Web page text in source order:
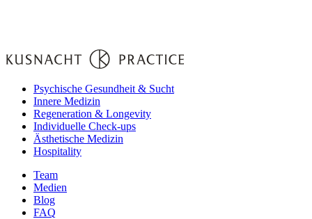
Psychische Gesundheit & Sucht
Innere Medizin
Regeneration & Longevity
Individuelle Check-ups
Ästhetische Medizin
Hospitality
Team
Medien
Blog
FAQ